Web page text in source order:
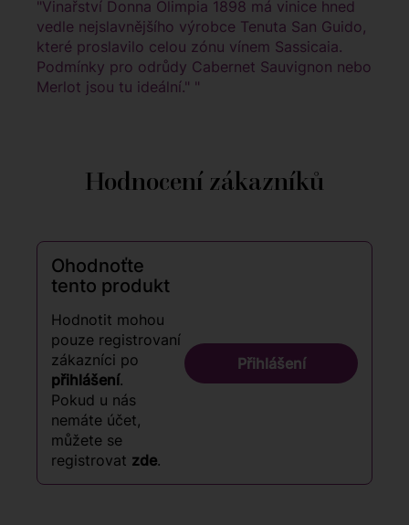
"Vinařství Donna Olimpia 1898 má vinice hned
vedle nejslavnějšího výrobce Tenuta San Guido,
které proslavilo celou zónu vínem Sassicaia.
Podmínky pro odrůdy Cabernet Sauvignon nebo
Merlot jsou tu ideální." "
Hodnocení zákazníků
Ohodnoťte
tento produkt
Hodnotit mohou
pouze registrovaní
zákazníci po
přihlášení.
Pokud u nás
nemáte účet,
můžete se
registrovat zde.
Přihlášení